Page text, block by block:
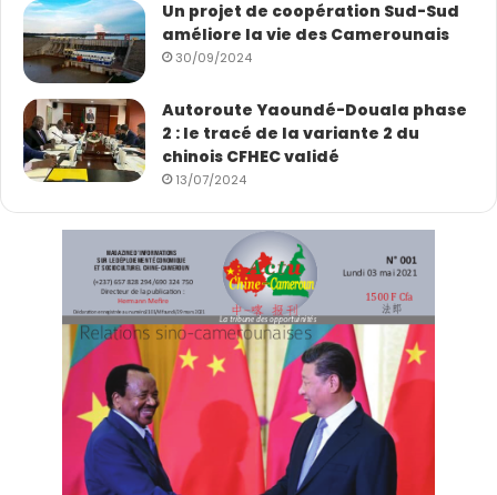
Un projet de coopération Sud-Sud
améliore la vie des Camerounais
30/09/2024
Autoroute Yaoundé-Douala phase
2 : le tracé de la variante 2 du
chinois CFHEC validé
13/07/2024